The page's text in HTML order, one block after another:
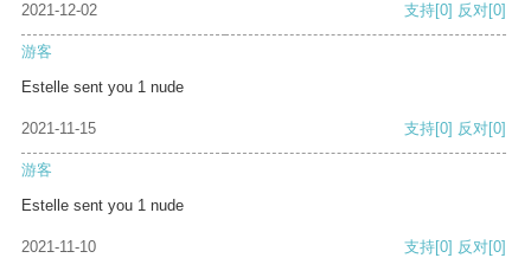
2021-12-02 支持[0] 反对[0]
游客
Estelle sent you 1 nude
2021-11-15 支持[0] 反对[0]
游客
Estelle sent you 1 nude
2021-11-10 支持[0] 反对[0]